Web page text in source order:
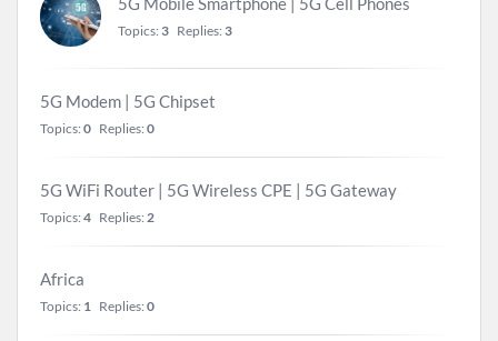
Topics: 3 Replies: 3
5G Modem | 5G Chipset
Topics: 0 Replies: 0
5G WiFi Router | 5G Wireless CPE | 5G Gateway
Topics: 4 Replies: 2
Africa
Topics: 1 Replies: 0